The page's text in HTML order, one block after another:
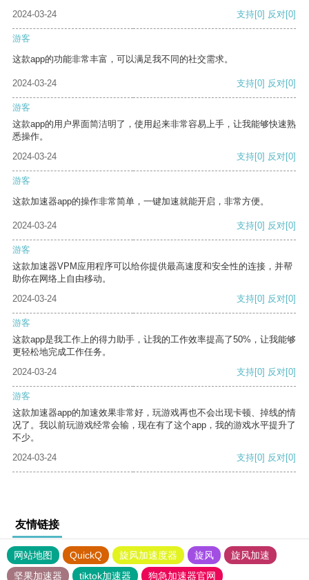
2024-03-24
支持[0] 反对[0]
游客
这款app的功能非常丰富，可以满足我不同的社交需求。
2024-03-24 支持[0] 反对[0]
游客
这款app的用户界面简洁明了，使用起来非常容易上手，让我能够快速熟
悉操作。
2024-03-24
支持[0] 反对[0]
游客
这款加速器app的操作非常简单，一键加速就能开启，非常方便。
2024-03-24 支持[0] 反对[0]
游客
这款加速器VPM应用程序可以给你提供最高速度和安全性的连接，并帮
助你在网络上自由移动。
2024-03-24
支持[0] 反对[0]
游客
这款app是我工作上的得力助手，让我的工作效率提高了50%，让我能够
更轻松地完成工作任务。
2024-03-24
支持[0] 反对[0]
游客
这款加速器app的加速效果非常好，玩游戏再也不会出现卡顿、掉线的情
况了。我以前玩游戏经常会输，现在有了这个app，我的游戏水平提升了
不少。
2024-03-24
支持[0] 反对[0]
友情链接
网站地图 QuickQ 旋风加速度器 旋风
旋风加速
坚果加速器
tiktok加速器 狗急加速器官网